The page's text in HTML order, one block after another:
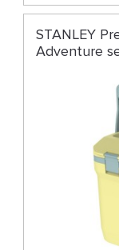
STANLEY
Adventure